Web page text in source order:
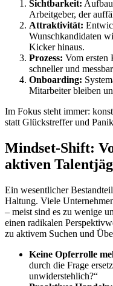
Sichtbarkeit:
Arbeitgeber, der
Attraktivität:
Wunschkandidaten
Kicker hinaus.
Prozess: Vom ersten
schneller und
Onboarding:
Mitarbeiter bleiben
Im Fokus steht immer:
statt Glückstreffer und
Mindset-Shift:
aktiven
Ein wesentlicher
Haltung. Viele
– meist sind es zu wenige
einen radikalen
zu aktivem Suchen und
Keine Opferrolle
durch die Frage
unwiderstehlich?“